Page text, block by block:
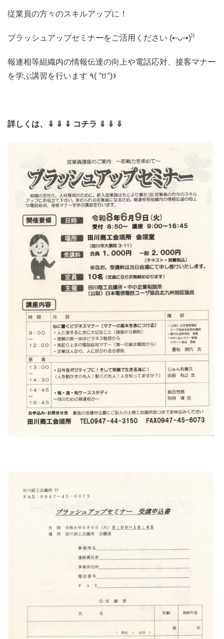
従業員の方々のスキルアップに！
ブラッシュアップセミナーをご活用ください (•ᵕᴗᵕ•)⁾⁾
報連相等組織内の情報伝達の向上や電話応対、接客マナー
を学ぶ講習を行います ٩( °ꇴ °)۶
詳しくは、⇓ ⇓ ⇓ コチラ ⇓ ⇓ ⇓